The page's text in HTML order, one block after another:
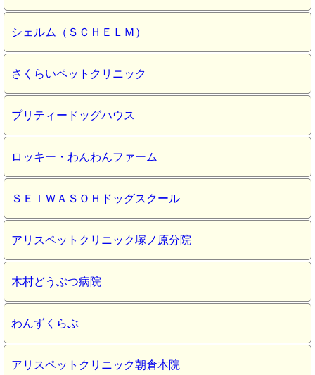
シェルム（ＳＣＨＥＬＭ）
さくらいペットクリニック
プリティードッグハウス
ロッキー・わんわんファーム
ＳＥＩＷＡＳＯＨドッグスクール
アリスペットクリニック塚ノ原分院
木村どうぶつ病院
わんずくらぶ
アリスペットクリニック朝倉本院